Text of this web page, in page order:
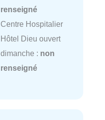
renseigné
Centre Hospitalier
Hôtel Dieu ouvert
dimanche : non
renseigné